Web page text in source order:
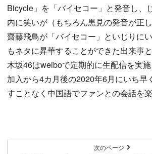
Bicycle」を「バイセコー」と発音し、
内に笑いが（もちろん黒見の発音が正
齋藤飛鳥が「バイセコー」といじりに
もネタに昇華することができた出来事
木坂46はweiboで定期的に生配信を実
加入から4カ月後の2020年6月にいち早
すことなく中国語でファンとの会話を楽
次のページ